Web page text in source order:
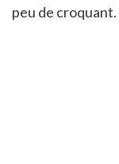
peu de croquant.